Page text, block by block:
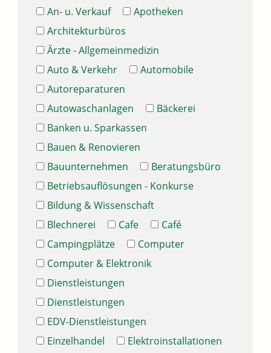
An- u. Verkauf
Apotheken
Architekturbüros
Ärzte - Allgemeinmedizin
Auto & Verkehr
Automobile
Autoreparaturen
Autowaschanlagen
Bäckerei
Banken u. Sparkassen
Bauen & Renovieren
Bauunternehmen
Beratungsbüro
Betriebsauflösungen - Konkurse
Bildung & Wissenschaft
Blechnerei
Cafe
Café
Campingplätze
Computer
Computer & Elektronik
Dienstleistungen
Dienstleistungen
EDV-Dienstleistungen
Einzelhandel
Elektroinstallationen